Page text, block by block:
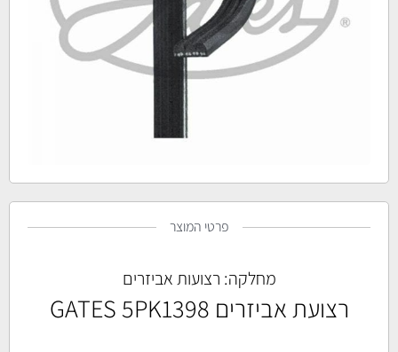
פרטי המוצר
מחלקה: רצועות אביזרים
רצועת אביזרים GATES 5PK1398